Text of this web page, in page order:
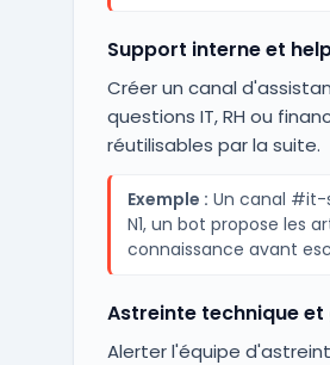
Support interne et
Créer un canal
questions IT, RH ou
réutilisables par la suite.
Exemple : Un canal #it-
N1, un bot propose les
connaissance avant
Astreinte technique
Alerter l'équipe